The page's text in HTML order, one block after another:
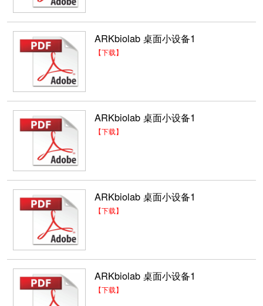
ARKbiolab 桌面小设备1
【下载】
ARKbiolab 桌面小设备1
【下载】
ARKbiolab 桌面小设备1
【下载】
ARKbiolab 桌面小设备1
【下载】